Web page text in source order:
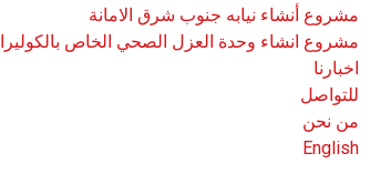
مشروع أنشاء نيابه جنوب شرق الامانة
مشروع انشاء وحدة العزل الصحي الخاص بالكوليرا DTC في المستشفى الجمهوري محافظة حجة
اخبارنا
للتواصل
من نحن
English